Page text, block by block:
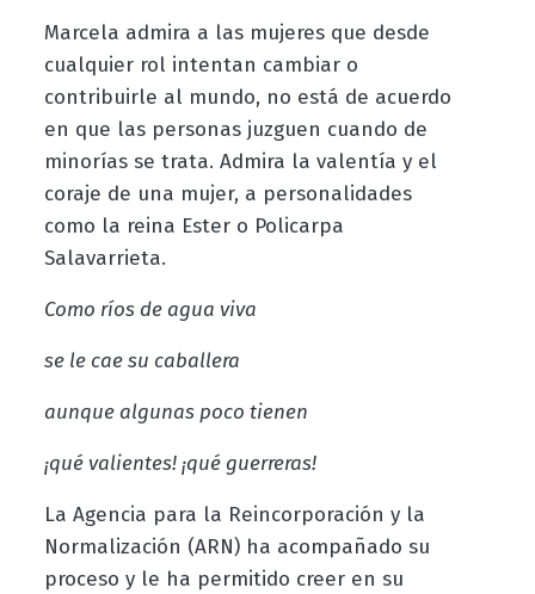
Marcela admira a las mujeres que desde
cualquier rol intentan cambiar o
contribuirle al mundo, no está de acuerdo
en que las personas juzguen cuando de
minorías se trata. Admira la valentía y el
coraje de una mujer, a personalidades
como la reina Ester o Policarpa
Salavarrieta.
Como ríos de agua viva
se le cae su caballera
aunque algunas poco tienen
¡qué valientes! ¡qué guerreras!
La Agencia para la Reincorporación y la
Normalización (ARN) ha acompañado su
proceso y le ha permitido creer en su